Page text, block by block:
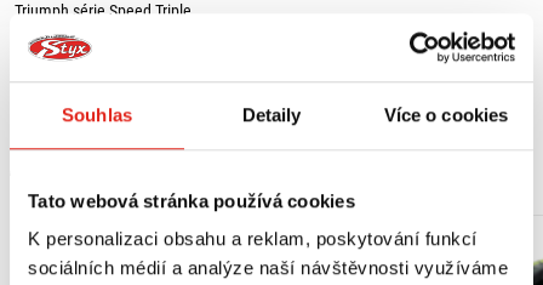
Souhlas Detaily Více o cookies
Tato webová stránka používá cookies
K personalizaci obsahu a reklam, poskytování funkcí
sociálních médií a analýze naší návštěvnosti využíváme
Triumph série Speed Triple
Triumph série Sprint ST
Triumph série 955 Daytona